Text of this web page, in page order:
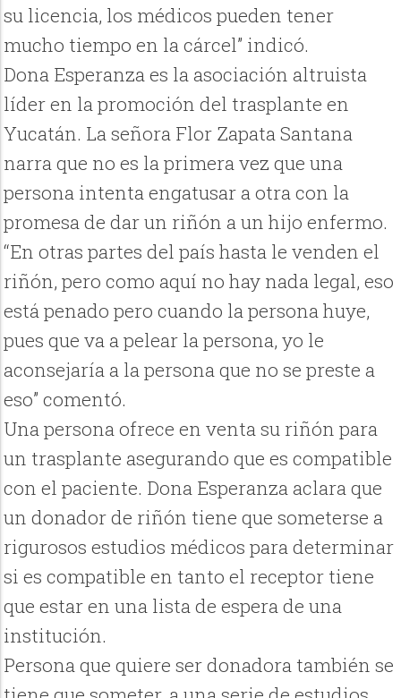
su licencia, los médicos pueden tener
mucho tiempo en la cárcel” indicó.
Dona Esperanza es la asociación altruista
líder en la promoción del trasplante en
Yucatán. La señora Flor Zapata Santana
narra que no es la primera vez que una
persona intenta engatusar a otra con la
promesa de dar un riñón a un hijo enfermo.
“En otras partes del país hasta le venden el
riñón, pero como aquí no hay nada legal, eso
está penado pero cuando la persona huye,
pues que va a pelear la persona, yo le
aconsejaría a la persona que no se preste a
eso” comentó.
Una persona ofrece en venta su riñón para
un trasplante asegurando que es compatible
con el paciente. Dona Esperanza aclara que
un donador de riñón tiene que someterse a
rigurosos estudios médicos para determinar
si es compatible en tanto el receptor tiene
que estar en una lista de espera de una
institución.
Persona que quiere ser donadora también se